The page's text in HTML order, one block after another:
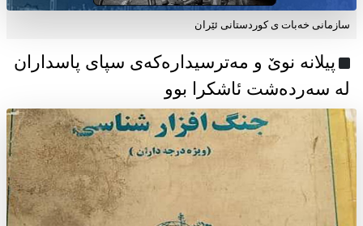
سازمانی خەبات ی كوردستانی ئێران
پیلانە نوێ و مەترسیدارەکەی سپای پاسداران
لە سەردەشت ئاشکرا بوو